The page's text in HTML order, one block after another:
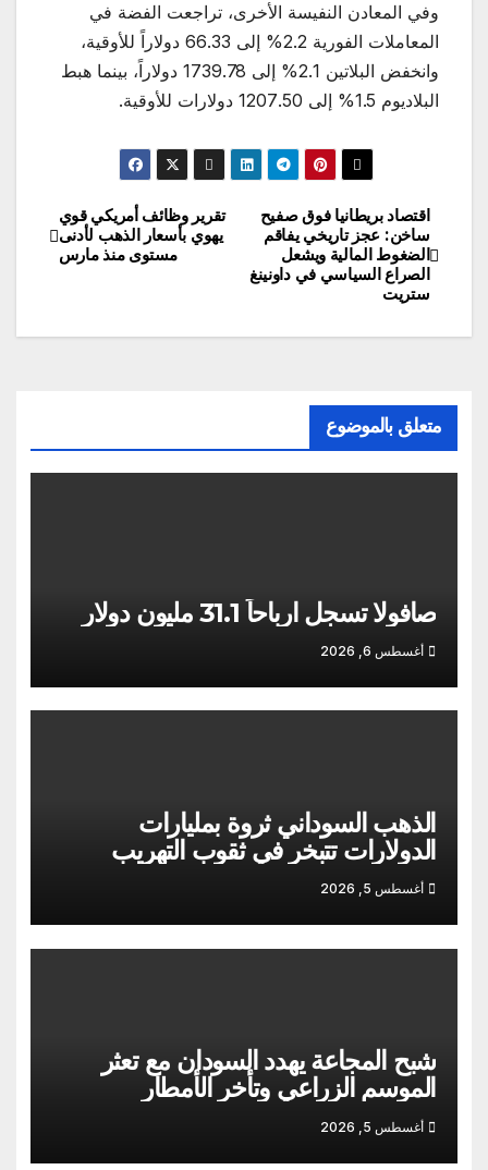
وفي المعادن النفيسة الأخرى، تراجعت الفضة في
المعاملات الفورية 2.2% إلى 66.33 دولاراً للأوقية،
وانخفض البلاتين 2.1% إلى 1739.78 دولاراً، بينما هبط
البلاديوم 1.5% إلى 1207.50 دولارات للأوقية.
تصفّح
المقالات
تقرير وظائف أمريكي قوي
يهوي بأسعار الذهب لأدنى
مستوى منذ مارس
اقتصاد بريطانيا فوق صفيح
ساخن: عجز تاريخي يفاقم
الضغوط المالية ويشعل
الصراع السياسي في داونينغ
ستريت
متعلق بالموضوع
صافولا تسجل ارباحاً 31.1 مليون دولار
أغسطس 6, 2026
الذهب السوداني ثروة بمليارات
الدولارات تتبخر في ثقوب التهريب
أغسطس 5, 2026
شبح المجاعة يهدد السودان مع تعثر
الموسم الزراعي وتأخر الأمطار
أغسطس 5, 2026